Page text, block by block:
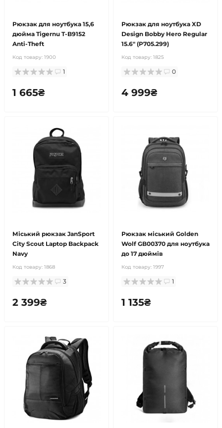
Рюкзак для ноутбука 15,6
дюйма Tigernu T-B9152
Anti-Theft
Код товару: 1900
1
1 665₴
Рюкзак для ноутбука XD
Design Bobby Hero Regular
15.6" (P705.299)
Код товару: 1825
0
4 999₴
Міський рюкзак JanSport
City Scout Laptop Backpack
Navy
Код товару: 1868
3
2 399₴
Рюкзак міський Golden
Wolf GB00370 для ноутбука
до 17 дюймів
Код товару: 1997
1
1 135₴